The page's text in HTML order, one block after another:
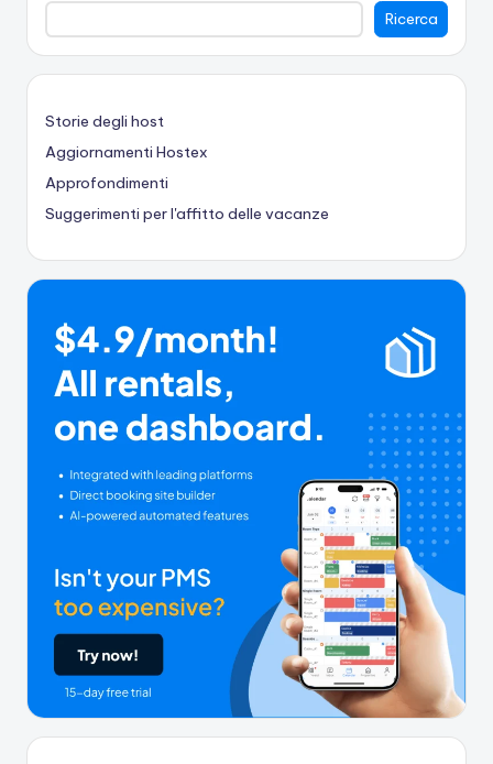
Ricerca
Storie degli host
Aggiornamenti Hostex
Approfondimenti
Suggerimenti per l'affitto delle vacanze